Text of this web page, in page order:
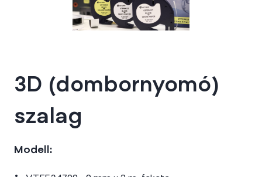
3D (dombornyomó)
szalag
Modell: